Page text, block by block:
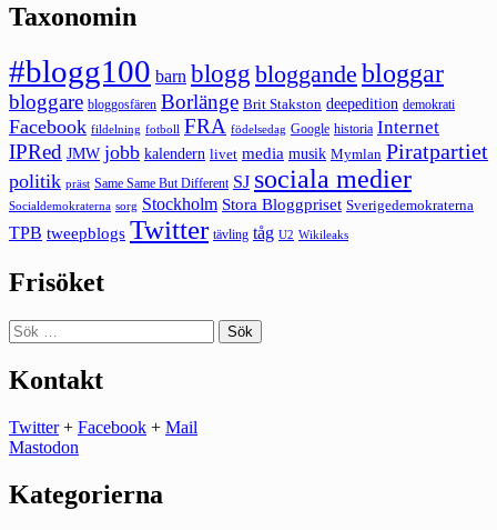
Taxonomin
#blogg100 barn blogg bloggande bloggar
bloggare bloggosfären Borlänge Brit Stakston deepedition demokrati
Facebook fildelning fotboll FRA födelsedag Google historia Internet
IPRed JMW jobb kalendern livet media musik Mymlan Piratpartiet
politik präst Same Same But Different SJ sociala medier
Socialdemokraterna sorg Stockholm Stora Bloggpriset Sverigedemokraterna
TPB tweepblogs Twitter tävling tåg U2 Wikileaks
Frisöket
Sök
efter:
Kontakt
Twitter+ Facebook + Mail
Mastodon
Kategorierna